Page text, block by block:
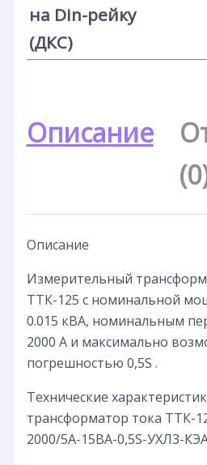
на Din-рейку
(ДКС)
Описание
Описание
Измерительный
ТТК-125 с номинальной
0.015 кВА, номинальным
2000 А и максимально
погрешностью 0,5S .
Технические
трансформатор тока ТТК-
2000/5А-15ВА-0,5S-УХЛ3-